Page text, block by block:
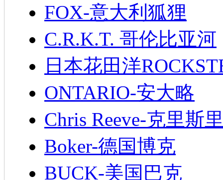
FOX-意大利狐狸
C.R.K.T. 哥伦比亚河
日本花田洋
ONTARIO-安大略
Chris Reeve-克里斯
Boker-德国博克
BUCK-美国巴克